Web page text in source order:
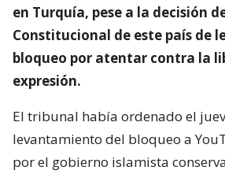
en Turquía, pese a la decisión
Constitucional de este país de
bloqueo por atentar contra la
expresión.
El tribunal había ordenado el
levantamiento del bloqueo a
por el gobierno islamista